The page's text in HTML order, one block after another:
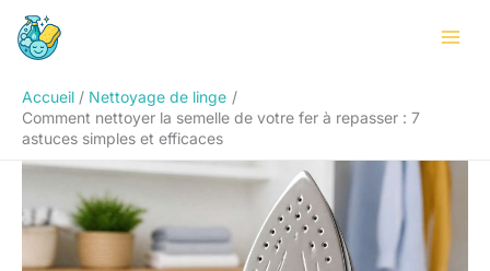
Aller
Accueil
Nettoyage de linge
Comment nettoyer la semelle de votre fer à repasser : 7
astuces simples et efficaces
Rechercher